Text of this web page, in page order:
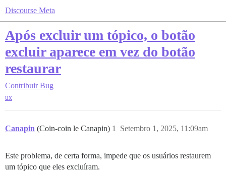
Discourse Meta
Após excluir um tópico, o botão
excluir aparece em vez do botão
restaurar
Contribuir Bug
ux
Canapin (Coin-coin le Canapin) Setembro 1, 2025, 11:09am
1
Este problema, de certa forma, impede que os usuários restaurem
um tópico que eles excluíram.